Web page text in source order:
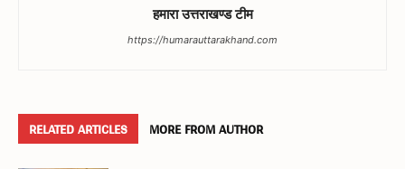
हमारा उत्तराखण्ड टीम
https://humarauttarakhand.com
RELATED ARTICLES MORE FROM AUTHOR